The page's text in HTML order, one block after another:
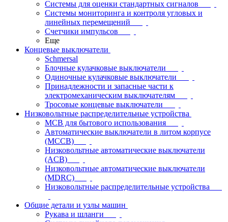
Системы для оценки стандартных сигналов
Системы мониторинга и контроля угловых и
линейных перемещений
Счетчики импульсов
Еще
Концевые выключатели
Schmersal
Блочные кулачковые выключатели
Одиночные кулачковые выключатели
Принадлежности и запасные части к
электромеханическим выключателям
Тросовые концевые выключатели
Низковольтные распределительные устройства
MCB для бытового использования
Автоматические выключатели в литом корпусе
(MCCB)
Низковольтные автоматические выключатели
(ACB)
Низковольтные автоматические выключатели
(MDRC)
Низковольтные распределительные устройства
Общие детали и узлы машин
Рукава и шланги